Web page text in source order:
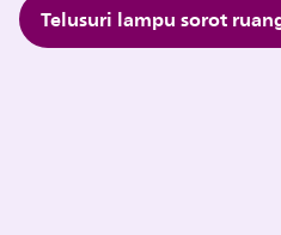
Telusuri lampu sorot